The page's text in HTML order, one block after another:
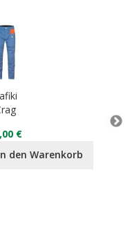
€
den Warenkorb